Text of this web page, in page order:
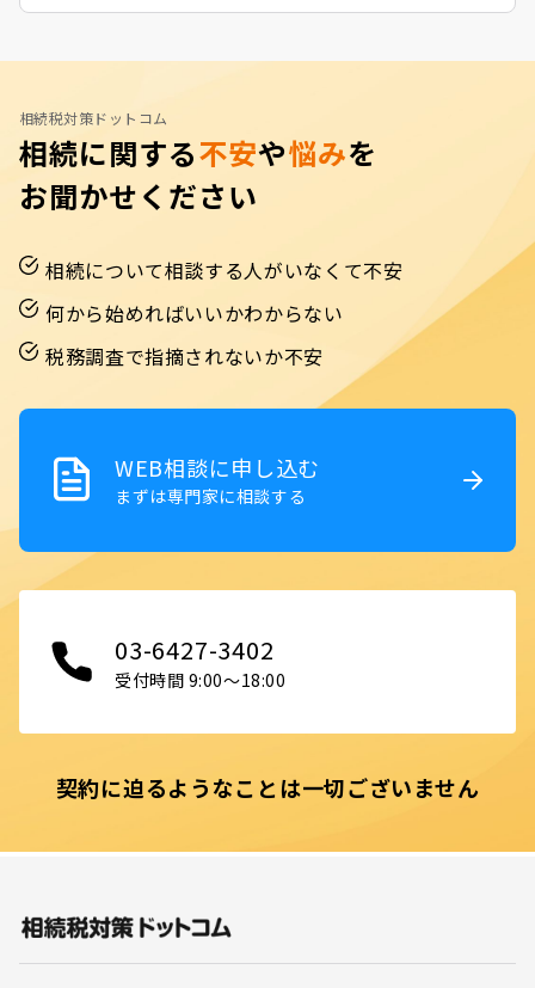
相続に関する不安や悩みを
お聞かせください
相続税対策ドットコム
相続について相談する人がいなくて不安
何から始めればいいかわからない
税務調査で指摘されないか不安
WEB相談に申し込む
まずは専門家に相談する
03-6427-3402
受付時間 9:00〜18:00
契約に迫るようなことは一切ございません